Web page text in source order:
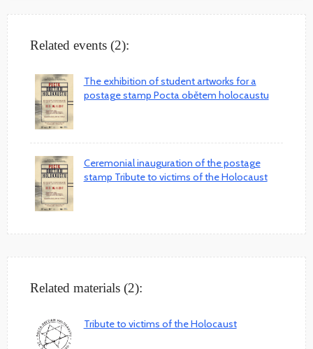
Related events (2):
The exhibition of student artworks for a
postage stamp Pocta obětem holocaustu
Ceremonial inauguration of the postage
stamp Tribute to victims of the Holocaust
Related materials (2):
Tribute to victims of the Holocaust